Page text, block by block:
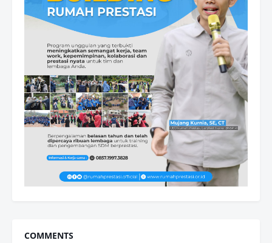
COMMENTS